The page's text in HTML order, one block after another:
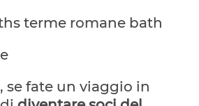
se fate un viaggio in